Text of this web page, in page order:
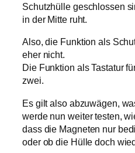
Schutzhülle geschlossen
in der Mitte ruht.
Also, die Funktion als
eher nicht.
Die Funktion als Tastatur
zwei.
Es gilt also abzuwägen,
werde nun weiter testen,
dass die Magneten nur
oder ob die Hülle doch